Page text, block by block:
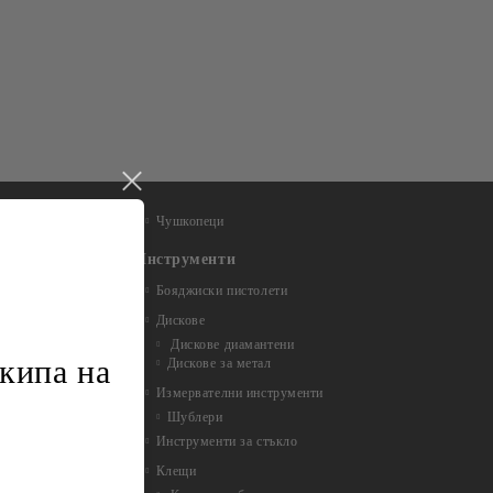
Чушкопеци
Инструменти
Бояджиски пистолети
Дискове
Дискове диамантени
Дискове за метал
Измервателни инструменти
Шублери
Инструменти за стъкло
Клещи
на